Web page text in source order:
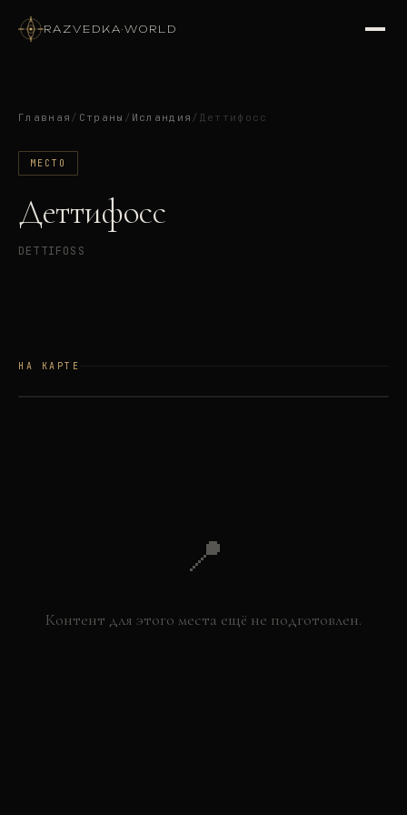
RAZVEDKA·WORLD
Главная / Страны / Исландия / Деттифосс
МЕСТО
Деттифосс
DETTIFOSS
НА КАРТЕ
📍
Контент для этого места ещё не подготовлен.